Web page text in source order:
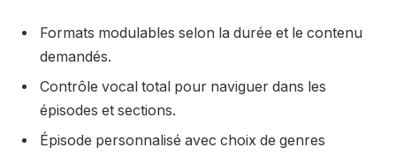
Formats modulables selon la durée et le contenu
demandés.
Contrôle vocal total pour naviguer dans les
épisodes et sections.
Épisode personnalisé avec choix de genres